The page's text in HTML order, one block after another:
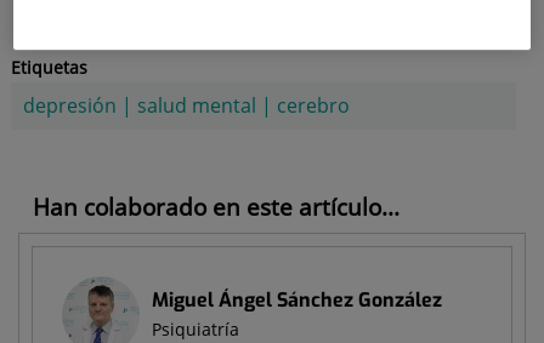
Etiquetas
depresión | salud mental | cerebro
Han colaborado en este artículo...
Miguel Ángel Sánchez González
Psiquiatría